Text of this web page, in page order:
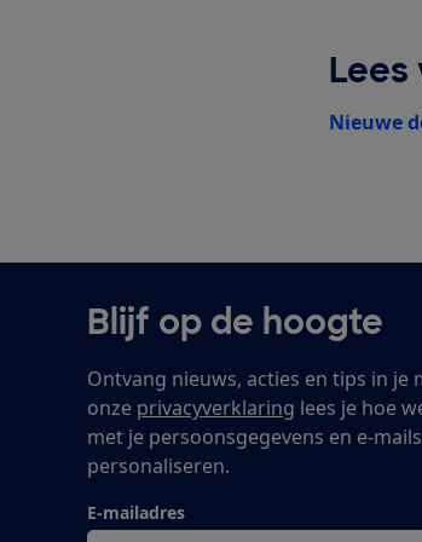
Lees
Nieuwe
Blijf op de hoogte
Ontvang nieuws, acties en tips in je
onze privacyverklaring lees je hoe
met je persoonsgegevens en e-
personaliseren.
E-mailadres